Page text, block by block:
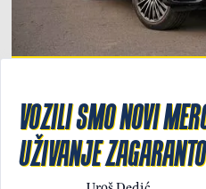
Light/Dark mode
VOZILI SMO NOVI
UŽIVANJE